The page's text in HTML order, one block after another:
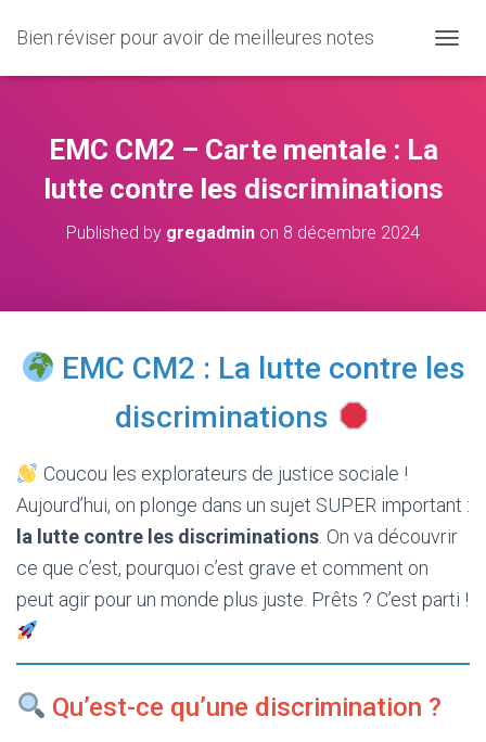
Bien réviser pour avoir de meilleures notes
U
N
I
O
EMC CM2 – Carte mentale : La
lutte contre les discriminations
Published by gregadmin on 8 décembre 2024
EMC CM2 : La lutte contre les
discriminations
Coucou les explorateurs de justice sociale !
Aujourd’hui, on plonge dans un sujet SUPER important :
la lutte contre les discriminations . On va découvrir
ce que c’est, pourquoi c’est grave et comment on
peut agir pour un monde plus juste. Prêts ? C’est parti !
Qu’est-ce qu’une discrimination ?